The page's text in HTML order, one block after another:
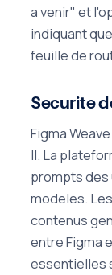
a venir" et
indiquant
feuille de
Securite
Figma
II. La
prompts
modeles.
contenus
entre Figma
essentielles